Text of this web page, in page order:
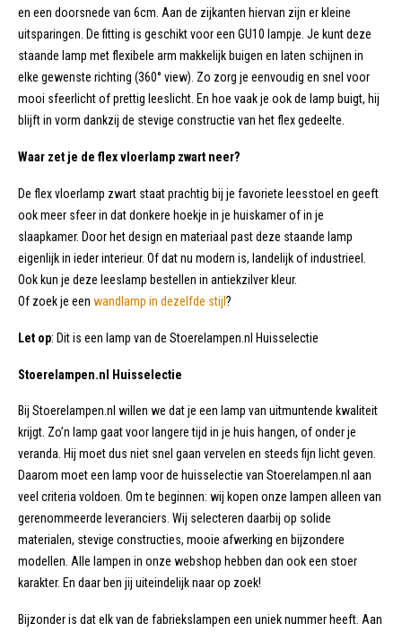
en een doorsnede van 6cm. Aan de zijkanten hiervan zijn er kleine
uitsparingen. De fitting is geschikt voor een GU10 lampje. Je kunt deze
staande lamp met flexibele arm makkelijk buigen en laten schijnen in
elke gewenste richting (360° view). Zo zorg je eenvoudig en snel voor
mooi sfeerlicht of prettig leeslicht. En hoe vaak je ook de lamp buigt, hij
blijft in vorm dankzij de stevige constructie van het flex gedeelte.
Waar zet je de flex vloerlamp zwart neer?
De flex vloerlamp zwart staat prachtig bij je favoriete leesstoel en geeft
ook meer sfeer in dat donkere hoekje in je huiskamer of in je
slaapkamer. Door het design en materiaal past deze staande lamp
eigenlijk in ieder interieur. Of dat nu modern is, landelijk of industrieel.
Ook kun je deze leeslamp bestellen in antiekzilver kleur.
Of zoek je een wandlamp in dezelfde stijl ?
Let op: Dit is een lamp van de Stoerelampen.nl Huisselectie
Stoerelampen.nl Huisselectie
Bij Stoerelampen.nl willen we dat je een lamp van uitmuntende kwaliteit
krijgt. Zo’n lamp gaat voor langere tijd in je huis hangen, of onder je
veranda. Hij moet dus niet snel gaan vervelen en steeds fijn licht geven.
Daarom moet een lamp voor de huisselectie van Stoerelampen.nl aan
veel criteria voldoen. Om te beginnen: wij kopen onze lampen alleen van
gerenommeerde leveranciers. Wij selecteren daarbij op solide
materialen, stevige constructies, mooie afwerking en bijzondere
modellen. Alle lampen in onze webshop hebben dan ook een stoer
karakter. En daar ben jij uiteindelijk naar op zoek!
Bijzonder is dat elk van de fabriekslampen een uniek nummer heeft. Aan